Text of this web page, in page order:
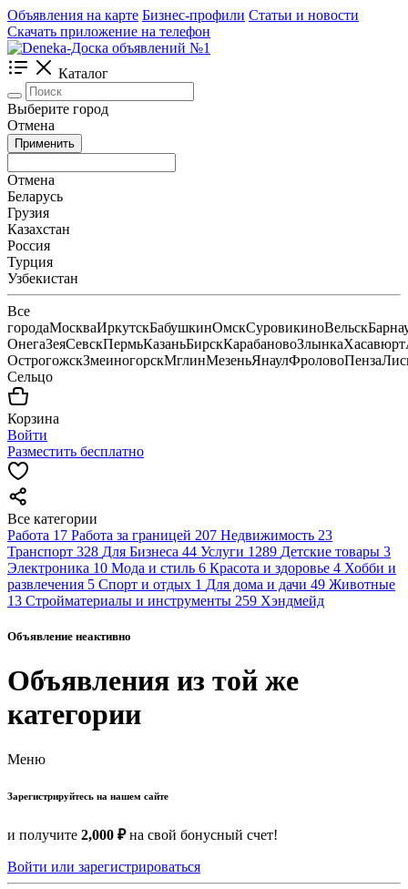
Объявления на карте Бизнес-профили Статьи и новости
Скачать приложение на телефон
Каталог
Выберите город
Отмена
Применить
Отмена
Беларусь
Грузия
Казахстан
Россия
Турция
Узбекистан
Все
городаМоскваИркутскБабушкинОмскСуровикиноВельск
ОнегаЗеяСевскПермьКазаньБирскКарабановоЗлынкаХасавюрт
ОстрогожскЗмеиногорскМглинМезеньЯнаулФроловоПенза
Сельцо
Корзина
Войти
Разместить бесплатно
Все категории
Работа 17 Работа за границей 207 Недвижимость 23
Транспорт 328 Для Бизнеса 44 Услуги 1289 Детские товары 3
Электроника 10 Мода и стиль 6 Красота и здоровье 4 Хобби и
развлечения 5 Спорт и отдых 1 Для дома и дачи 49 Животные
13 Стройматериалы и инструменты 259 Хэндмейд
Объявление неактивно
Объявления из той же
категории
Меню
Зарегистрируйтесь на нашем сайте
и получите 2,000 ₽на свой бонусный счет!
Войти или зарегистрироваться